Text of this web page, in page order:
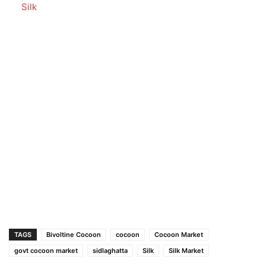
In relation to
Silk
TAGS Bivoltine Cocoon cocoon
Cocoon Market
govt cocoon market
sidlaghatta Silk Silk Market